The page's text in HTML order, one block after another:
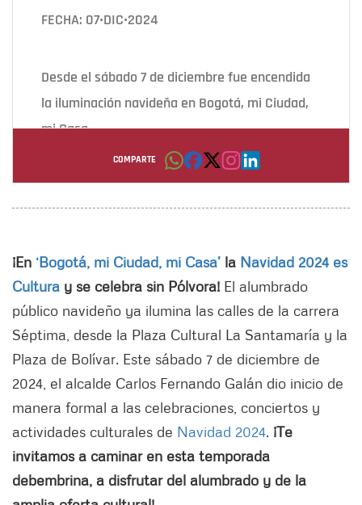
FECHA: 07•DIC•2024
Desde el sábado 7 de diciembre fue encendida
la iluminación navideña en Bogotá, mi Ciudad,
mi Casa.
Por: Sergio Grandas Medina
COMPARTE
¡En ‘Bogotá, mi Ciudad, mi Casa’ la Navidad 2024 es
Cultura y se celebra sin Pólvora! El alumbrado
público navideño ya ilumina las calles de la carrera
Séptima, desde la Plaza Cultural La Santamaría y la
Plaza de Bolívar. Este sábado 7 de diciembre de
2024, el alcalde Carlos Fernando Galán dio inicio de
manera formal a las celebraciones, conciertos y
actividades culturales de Navidad 2024. ¡Te
invitamos a caminar en esta temporada
debembrina, a disfrutar del alumbrado y de la